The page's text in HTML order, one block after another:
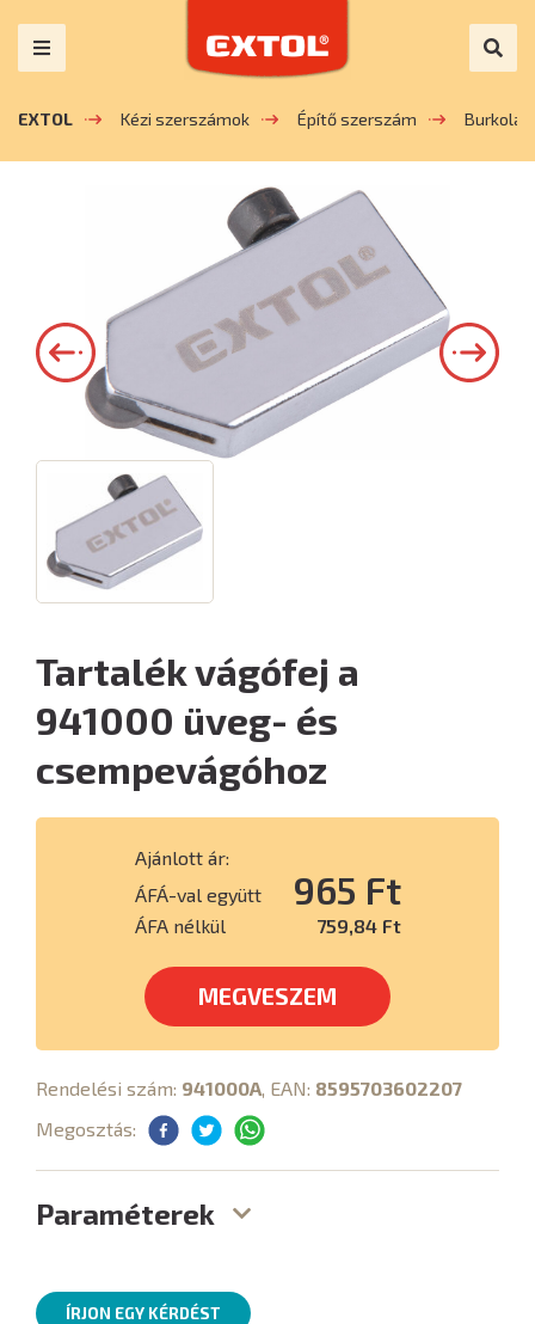
EXTOL Kézi szerszámok Építő szerszám Burkolás
Tartalék vágófej a
941000 üveg- és
csempevágóhoz
Ajánlott ár:
ÁFÁ-val együtt
965 Ft
ÁFA nélkül 759,84 Ft
MEGVESZEM
Rendelési szám: 941000A, EAN: 8595703602207
Megosztás:
Paraméterek
ÍRJON EGY KÉRDÉST